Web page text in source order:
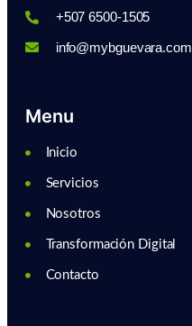
+507 6500-1505
info@mybguevara.com
Menu
Inicio
Servicios
Nosotros
Transformación Digital
Contacto